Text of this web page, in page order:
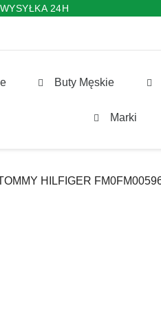
WYSYŁKA 24H
Buty Męskie
Marki
HILFIGER